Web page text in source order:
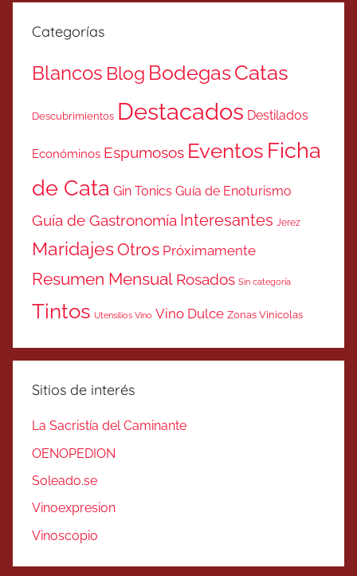
Categorías
Blancos Blog BodegasCatas
Descubrimientos Destacados Destilados
Económinos Espumosos Eventos Ficha
de Cata Gin Tonics Guía de Enoturismo
Guía de Gastronomía Interesantes Jerez
MaridajesOtros Próximamente
Resumen Mensual Rosados Sin categoría
Tintos Utensilios Vino Vino Dulce Zonas Vinicolas
Sitios de interés
La Sacristía del Caminante
OENOPEDION
Soleado.se
Vinoexpresion
Vinoscopio